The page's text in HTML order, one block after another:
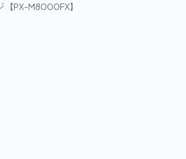
【PX-M8000FX】